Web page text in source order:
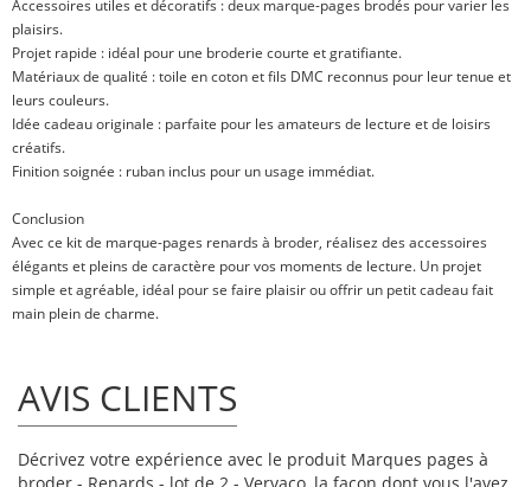
Accessoires utiles et décoratifs : deux marque-pages brodés pour varier les
plaisirs.
Projet rapide : idéal pour une broderie courte et gratifiante.
Matériaux de qualité : toile en coton et fils DMC reconnus pour leur tenue et
leurs couleurs.
Idée cadeau originale : parfaite pour les amateurs de lecture et de loisirs
créatifs.
Finition soignée : ruban inclus pour un usage immédiat.
Conclusion
Avec ce kit de marque-pages renards à broder, réalisez des accessoires
élégants et pleins de caractère pour vos moments de lecture. Un projet
simple et agréable, idéal pour se faire plaisir ou offrir un petit cadeau fait
main plein de charme.
AVIS CLIENTS
Décrivez votre expérience avec le produit Marques pages à